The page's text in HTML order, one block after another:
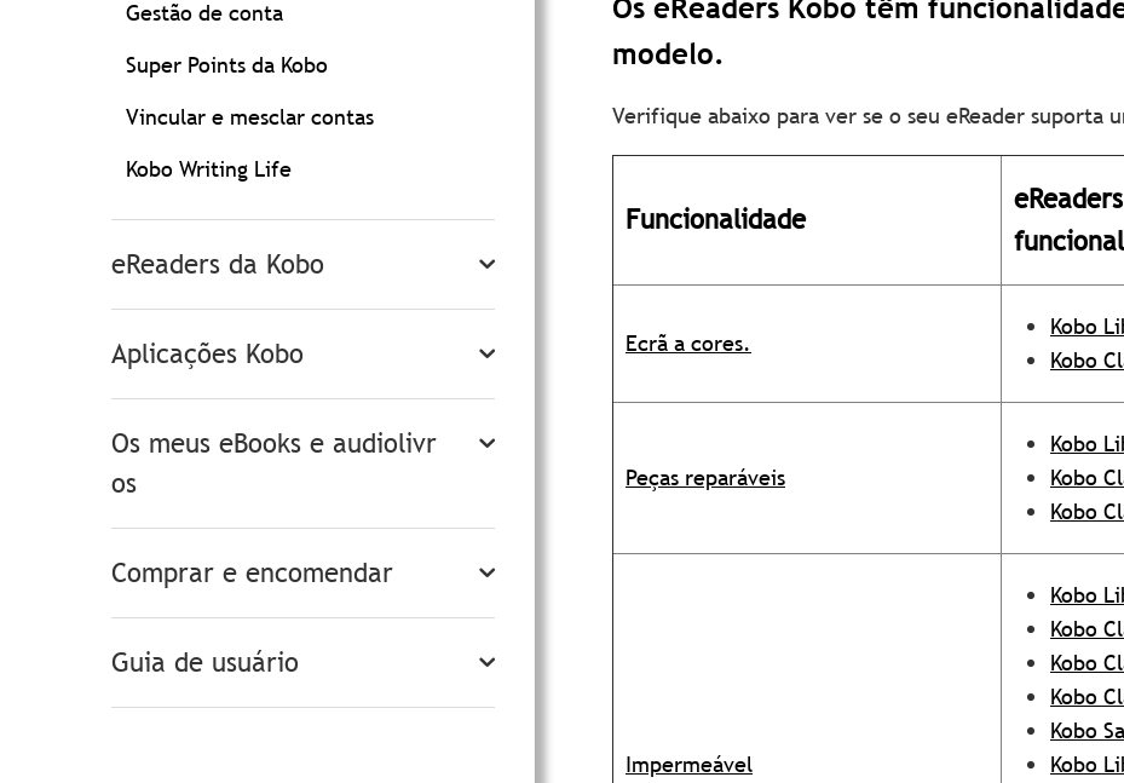
Gestão de conta
Super Points da Kobo
Vincular e mesclar contas
Kobo Writing Life
eReaders da Kobo
Aplicações Kobo
Os meus eBooks e audiolivr
os
Comprar e encomendar
Guia de usuário
Os eReaders Kobo têm
modelo.
Verifique abaixo para ver se o seu eReader suporta
Funcionalidade
Ecrã a cores.
Kobo
Kobo
Peças reparáveis
Kobo
Kobo
Kobo
Impermeável
Kobo
Kobo
Kobo
Kobo
Kobo
Kobo